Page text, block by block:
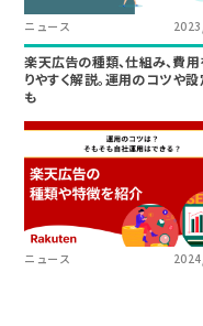
ニュース
楽天広告の種類、仕組み、費
りやすく解説。運用のコツや
も
ニュース